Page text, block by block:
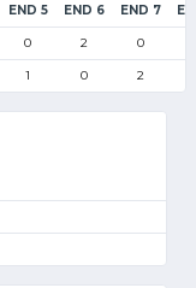
END 5 END 6 END 7
0 2 0
1 0 2